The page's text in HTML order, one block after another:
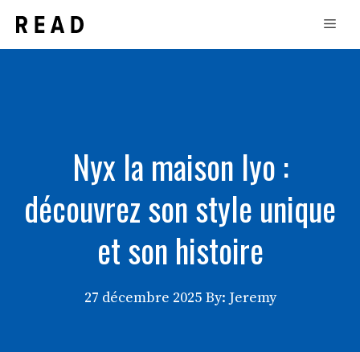
contenu
Nyx la maison lyo :
découvrez son style unique
et son histoire
27 décembre 2025 By: Jeremy